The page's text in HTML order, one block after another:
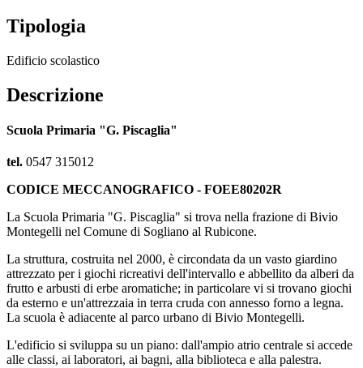
Tipologia
Edificio scolastico
Descrizione
Scuola Primaria "G. Piscaglia"
tel. 0547 315012
CODICE MECCANOGRAFICO - FOEE80202R
La Scuola Primaria "G. Piscaglia" si trova nella frazione di Bivio
Montegelli nel Comune di Sogliano al Rubicone.
La struttura, costruita nel 2000, è circondata da un vasto giardino
attrezzato per i giochi ricreativi dell'intervallo e abbellito da alberi da
frutto e arbusti di erbe aromatiche; in particolare vi si trovano giochi
da esterno e un'attrezzaia in terra cruda con annesso forno a legna.
La scuola è adiacente al parco urbano di Bivio Montegelli.
L'edificio si sviluppa su un piano: dall'ampio atrio centrale si accede
alle classi, ai laboratori, ai bagni, alla biblioteca e alla palestra.